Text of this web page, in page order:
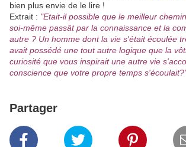
bien plus envie de le lire !
Extrait : "Etait-il possible que le meilleur
soi-même passât par la connaissance et la
autre ? Un homme dont la vie s'était écoulée
avait possédé une tout autre logique que la
curiosité que vous inspirait une autre vie
conscience que votre propre temps
Partager